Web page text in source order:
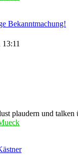
Bekanntmachung!
plaudern und talken